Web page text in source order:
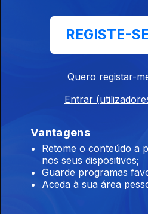
Piloto morreu
11h Hong Kong: Incêndio
mortos começou com
08 ago. 2026
REGISTE-
Quero registar-
Entrar
Vantagens
Retome o conteúdo a
nos seus dispositivos;
Guarde programas
Aceda à sua área